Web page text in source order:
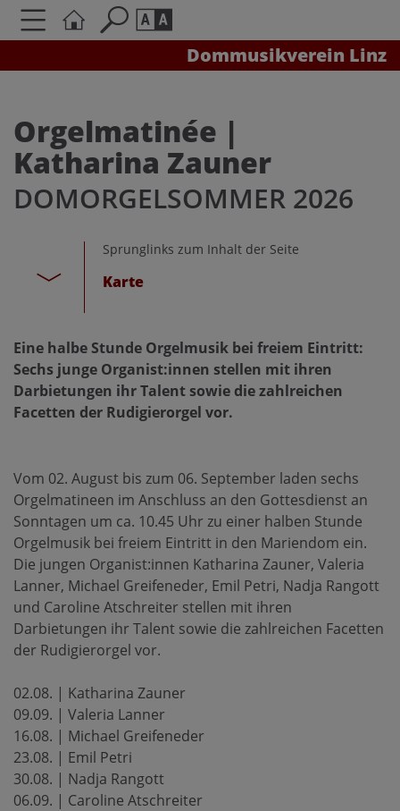
Dommusikverein Linz
Schriftgröße
AAA
Kontrasteinstellungen
Orgelmatinée |
Katharina Zauner
DOMORGELSOMMER 2026
Sprunglinks zum Inhalt der Seite
Karte
Eine halbe Stunde Orgelmusik bei freiem Eintritt:
Sechs junge Organist:innen stellen mit ihren
Darbietungen ihr Talent sowie die zahlreichen
Facetten der Rudigierorgel vor.
Vom 02. August bis zum 06. September laden sechs
Orgelmatineen im Anschluss an den Gottesdienst an
Sonntagen um ca. 10.45 Uhr zu einer halben Stunde
Orgelmusik bei freiem Eintritt in den Mariendom ein.
Die jungen Organist:innen Katharina Zauner, Valeria
Lanner, Michael Greifeneder, Emil Petri, Nadja Rangott
und Caroline Atschreiter stellen mit ihren
Darbietungen ihr Talent sowie die zahlreichen Facetten
der Rudigierorgel vor.
02.08. | Katharina Zauner
09.09. | Valeria Lanner
16.08. | Michael Greifeneder
23.08. | Emil Petri
30.08. | Nadja Rangott
06.09. | Caroline Atschreiter